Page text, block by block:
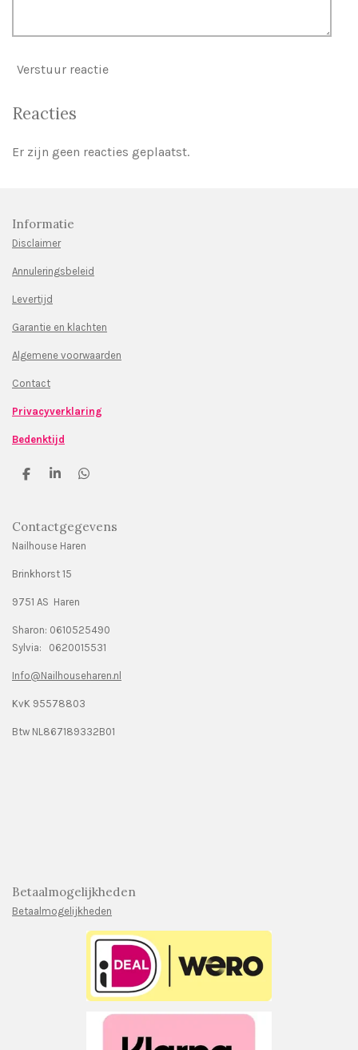
Verstuur reactie
Reacties
Er zijn geen reacties geplaatst.
Informatie
Disclaimer
Annuleringsbeleid
Levertijd
Garantie en klachten
Algemene voorwaarden
Contact
Privacyverklaring
Bedenktijd
D
n
S
e
D
n
Contactgegevens
Nailhouse Haren
Brinkhorst 15
9751 AS Haren
Sharon: 0610525490
Sylvia: 0620015531
Info@Nailhouseharen.nl
KvK 95578803
Btw NL867189332B01
Betaalmogelijkheden
Betaalmogelijkheden